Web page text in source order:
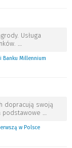
Usługa
Banku Millennium
dopracują swoją
podstawowe
w Polsce